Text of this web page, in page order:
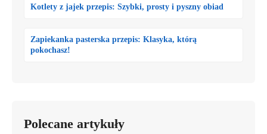
Kotlety z jajek przepis: Szybki, prosty i pyszny obiad
Zapiekanka pasterska przepis: Klasyka, którą
pokochasz!
Polecane artykuły